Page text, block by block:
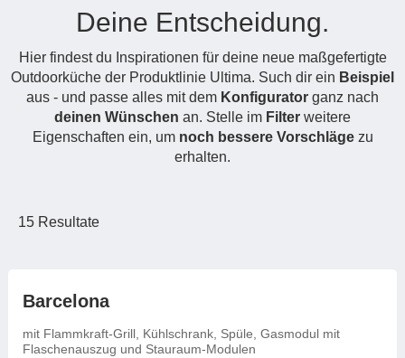
Massivholzschrank
Hängeboard
TV-Möbel
Sideboard
aus
Massivholz
Badezimmerschrank
Doppelbett
Polstermöbel
Sofa
Ecksofa
Sessel
Outdoor-
Outdoorküche
Produktlinie
Selection
Outdoorküche
Deine Entscheidung.
Hier findest du Inspirationen für deine neue maßgefertigte
Outdoorküche der Produktlinie Ultima. Such dir ein Beispiel
aus - und passe alles mit dem Konfigurator ganz nach
deinen Wünschen an. Stelle im Filter weitere
Eigenschaften ein, um noch bessere Vorschlägezu
erhalten.
15 Resultate
Barcelona
mit Flammkraft-Grill, Kühlschrank, Spüle, Gasmodul mit
Flaschenauszug und Stauraum-Modulen
Fronten renovieren
Für Dachschrägen
Hängeboards
Schiebetüren
Sideboards
White Living